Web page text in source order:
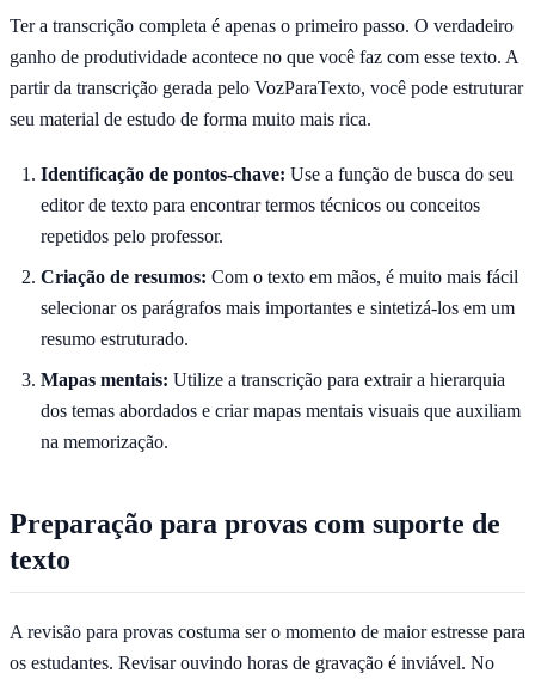
Ter a transcrição completa é apenas o primeiro passo. O verdadeiro
ganho de produtividade acontece no que você faz com esse texto. A
partir da transcrição gerada pelo VozParaTexto, você pode estruturar
seu material de estudo de forma muito mais rica.
Identificação de pontos-chave: Use a função de busca do seu
editor de texto para encontrar termos técnicos ou conceitos
repetidos pelo professor.
Criação de resumos: Com o texto em mãos, é muito mais fácil
selecionar os parágrafos mais importantes e sintetizá-los em um
resumo estruturado.
Mapas mentais: Utilize a transcrição para extrair a hierarquia
dos temas abordados e criar mapas mentais visuais que auxiliam
na memorização.
Preparação para provas com suporte de
texto
A revisão para provas costuma ser o momento de maior estresse para
os estudantes. Revisar ouvindo horas de gravação é inviável. No